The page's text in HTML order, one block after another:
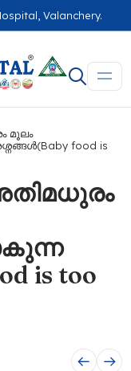
Valanchery.
മൂലം
food is
is too